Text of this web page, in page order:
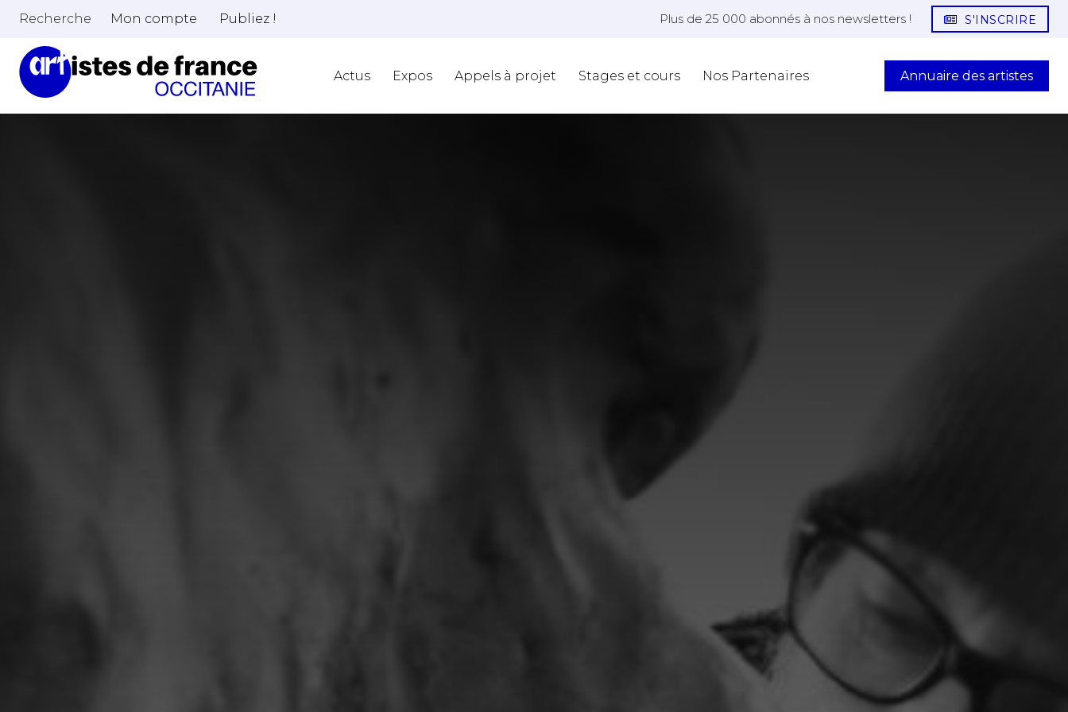
Recherche Mon compte Publiez ! Plus de 25 000 abonnés à nos newsletters ! S'INSCRIRE
Actus Expos Appels à projet Stages et cours Nos Partenaires Annuaire des artistes